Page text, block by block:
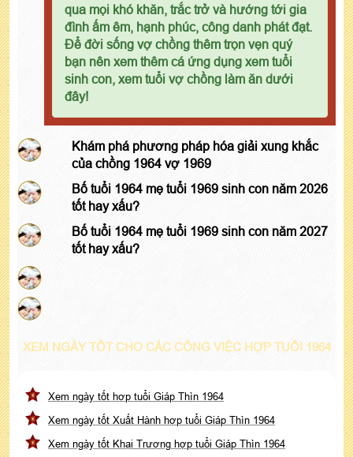
qua mọi khó khăn, trắc trở và hướng tới gia
đình ấm êm, hạnh phúc, công danh phát đạt.
Để đời sống vợ chồng thêm trọn vẹn quý
bạn nên xem thêm cá ứng dụng xem tuổi
sinh con, xem tuổi vợ chồng làm ăn dưới
đây!
Khám phá phương pháp hóa giải xung khắc
của chồng 1964 vợ 1969
Bố tuổi 1964 mẹ tuổi 1969 sinh con năm 2026
tốt hay xấu?
Bố tuổi 1964 mẹ tuổi 1969 sinh con năm 2027
tốt hay xấu?
XEM NGÀY TỐT CHO CÁC CÔNG VIỆC HỢP TUỔI 1964
Xem ngày tốt hợp tuổi Giáp Thìn 1964
Xem ngày tốt Xuất Hành hợp tuổi Giáp Thìn 1964
Xem ngày tốt Khai Trương hợp tuổi Giáp Thìn 1964